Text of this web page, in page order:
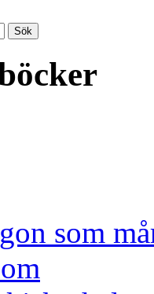
som